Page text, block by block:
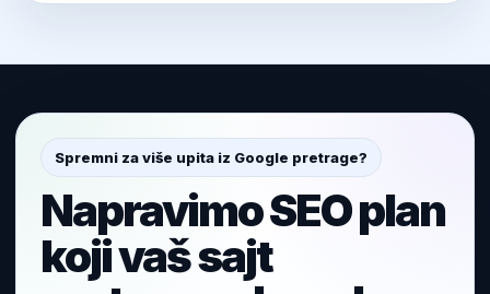
Spremni za više upita iz Google pretrage?
Napravimo SEO plan
koji vaš sajt